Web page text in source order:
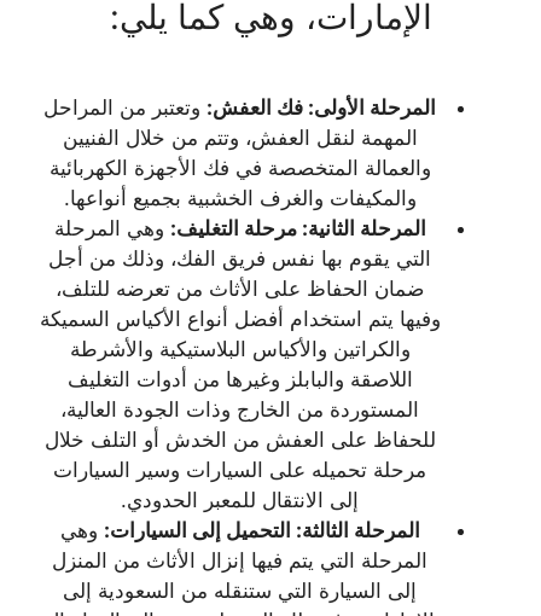
الإمارات، وهي كما يلي:
المرحلة الأولى: فك العفش: وتعتبر من المراحل
المهمة لنقل العفش، وتتم من خلال الفنيين
والعمالة المتخصصة في فك الأجهزة الكهربائية
والمكيفات والغرف الخشبية بجميع أنواعها.
المرحلة الثانية: مرحلة التغليف: وهي المرحلة
التي يقوم بها نفس فريق الفك، وذلك من أجل
ضمان الحفاظ على الأثاث من تعرضه للتلف،
وفيها يتم استخدام أفضل أنواع الأكياس السميكة
والكراتين والأكياس البلاستيكية والأشرطة
اللاصقة والبابلز وغيرها من أدوات التغليف
المستوردة من الخارج وذات الجودة العالية،
للحفاظ على العفش من الخدش أو التلف خلال
مرحلة تحميله على السيارات وسير السيارات
إلى الانتقال للمعبر الحدودي.
المرحلة الثالثة: التحميل إلى السيارات: وهي
المرحلة التي يتم فيها إنزال الأثاث من المنزل
إلى السيارة التي ستنقله من السعودية إلى